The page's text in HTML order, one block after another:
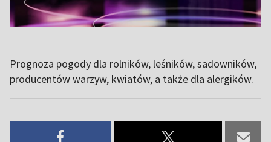
Prognoza pogody dla rolników, leśników, sadowników,
producentów warzyw, kwiatów, a także dla alergików.